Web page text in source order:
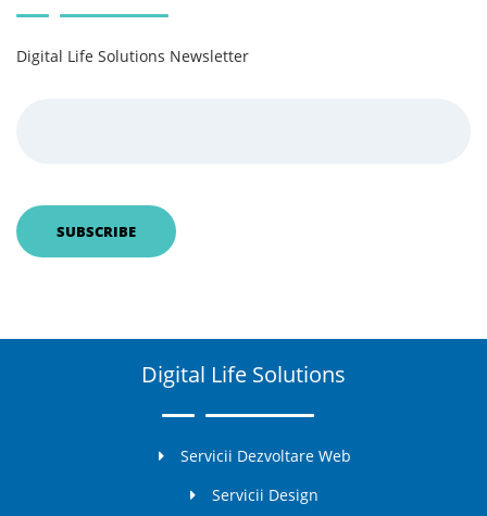
Digital Life Solutions Newsletter
Digital Life Solutions
Servicii Dezvoltare Web
Servicii Design